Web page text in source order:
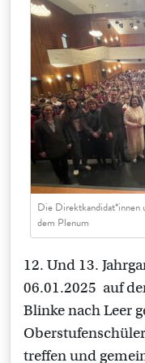
Die Direktkandidat*innen
dem Plenum
12. Und 13.
06.01.2025 auf
Blinke nach Leer
treffen und